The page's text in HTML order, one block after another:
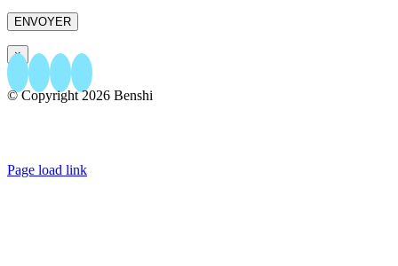
×
© Copyright2026 Benshi
Page load link